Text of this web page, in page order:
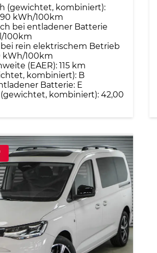
(gewichtet, kombiniert):
kWh/100km
bei entladener Batterie
100km
rein elektrischem Betrieb
kWh/100km
(EAER): 115 km
kombiniert): B
Batterie: E
kombiniert): 42,00